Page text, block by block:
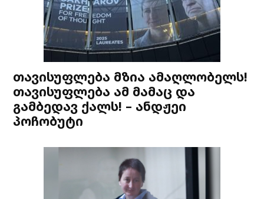
თავისუფლება მზია ამაღლობელს!
თავისუფლება ამ მამაც და
გამბედავ ქალს! – ანდჟეი
პოჩობუტი